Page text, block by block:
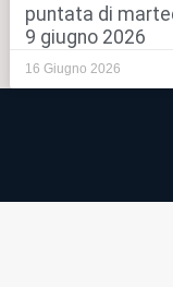
puntata di
9 giugno 2026
16 Giugno 2026